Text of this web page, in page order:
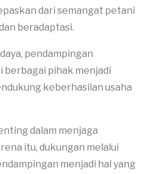
dari semangat petani
beradaptasi.
pendampingan
berbagai pihak menjadi
keberhasilan usaha
dalam menjaga
itu, dukungan melalui
menjadi hal yang